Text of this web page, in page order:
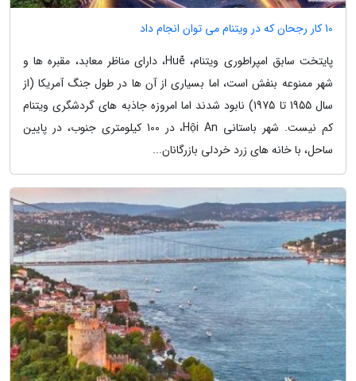
10 کار رجحان که در ویتنام می توان انجام داد
پایتخت سابق امپراطوری ویتنام، Huế، دارای مناظر معابد، مقبره ها و
شهر ممنوعه بنفش است، اما بسیاری از آن ها در طول جنگ آمریکا (از
سال 1955 تا 1975) نابود شدند اما امروزه جاذبه های گردشگری ویتنام
کم نیست. شهر باستانی Hội An، در 100 کیلومتری جنوب، در پایین
ساحل، با خانه های زرد خردلی بازرگانان...